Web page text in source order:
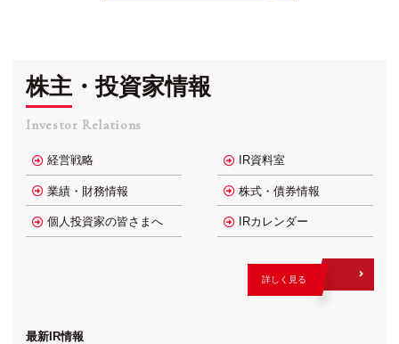
株主・投資家情報
Investor Relations
経営戦略 IR資料室
業績・財務情報 株式・債券情報
個人投資家の皆さまへ IRカレンダー
詳しく見る
最新IR情報